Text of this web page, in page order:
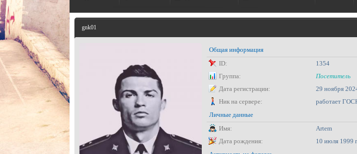
gnk01
Общая информация
ID:
1354
Группа:
Посетитель
Дата регистрации:
29 ноября
Ник на сервере:
работает
Личные данные
Имя:
Artem
Дата рождения:
10 июля 1999 г